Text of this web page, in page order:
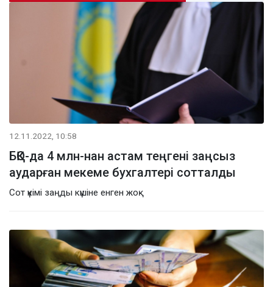
12.11.2022, 10:58
БҚО-да 4 млн-нан астам теңгені заңсыз
аударған мекеме бухгалтері сотталды
Сот үкімі заңды күшіне енген жоқ